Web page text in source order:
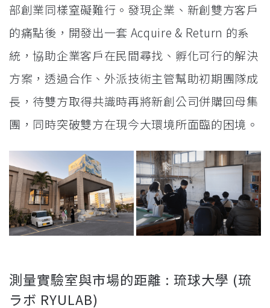
部創業同樣窒礙難行。發現企業、新創雙方客戶
的痛點後，開發出一套 Acquire & Return 的系
統，協助企業客戶在民間尋找、孵化可行的解決
方案，透過合作、外派技術主管幫助初期團隊成
長，待雙方取得共識時再將新創公司併購回母集
團，同時突破雙方在現今大環境所面臨的困境。
測量實驗室與市場的距離 : 琉球大學 (琉
ラボ RYULAB)